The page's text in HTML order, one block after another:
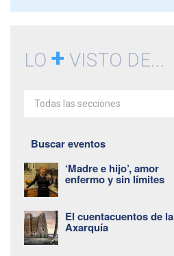
LO + VISTO DE...
Todas las secciones
Buscar eventos
‘Madre e hijo’, amor
enfermo y sin límites
El cuentacuentos de la
Axarquía